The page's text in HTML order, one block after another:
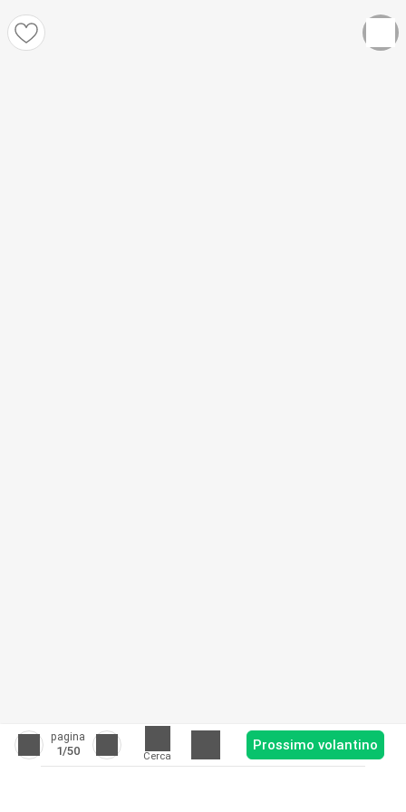
pagina
1/50 Cerca
Prossimo volantino